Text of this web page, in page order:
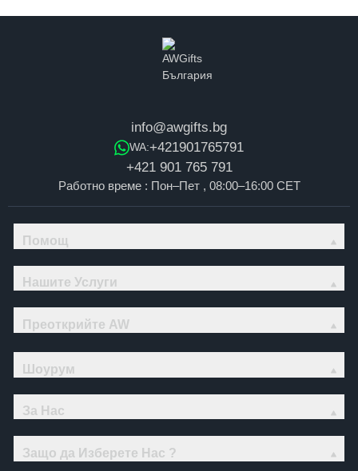
info@awgifts.bg
WA:+421901765791
+421 901 765 791
Работно време : Пон–Пет , 08:00–16:00 CET
Помощ
Нашите Услуги
Преоткрийте AW
Шоурум
За Нас
Защо да Изберете Нас ?